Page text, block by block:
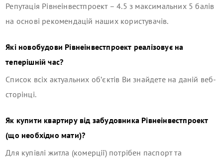
Репутація Рівнеінвестпроект–4.5 з максимальних 5 балів
на основі рекомендацій наших користувачів.
Які новобудови Рівнеінвестпроект реалізовує на
теперішній час?
Список всіх актуальних об’єктів Ви знайдете на даній веб-
сторінці.
Як купити квартиру від забудовника Рівнеінвестпроект
(що необхідно мати)?
Для купівлі житла (комерції) потрібен паспорт та